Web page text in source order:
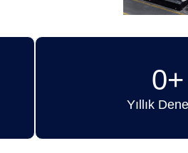
Yıllık
0+